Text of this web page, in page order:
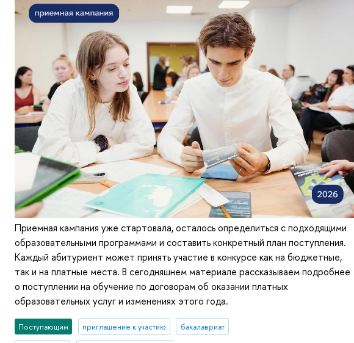
Приемная кампания уже стартовала, осталось определиться с подходящими
образовательными программами и составить конкретный план поступления.
Каждый абитуриент может принять участие в конкурсе как на бюджетные,
так и на платные места. В сегодняшнем материале рассказываем подробнее
о поступлении на обучение по договорам об оказании платных
образовательных услуг и изменениях этого года.
Поступающим приглашение к участию бакалавриат